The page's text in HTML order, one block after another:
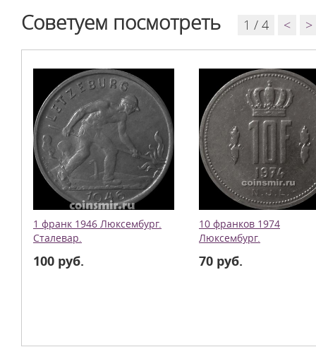
Советуем посмотреть 1 / 4 < >
1 франк 1946 Люксембург.
Сталевар.
100 руб.
10 франков 1974
Люксембург.
70 руб.